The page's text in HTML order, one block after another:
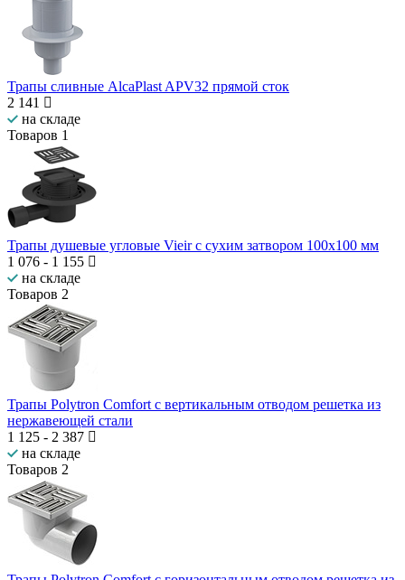
Трапы сливные AlcaPlast APV32 прямой сток
2 141
на складе
Товаров 1
Трапы душевые угловые Vieir с сухим затвором 100x100 мм
1 076 - 1 155
на складе
Товаров 2
Трапы Polytron Comfort с вертикальным отводом решетка из
нержавеющей стали
1 125 - 2 387
на складе
Товаров 2